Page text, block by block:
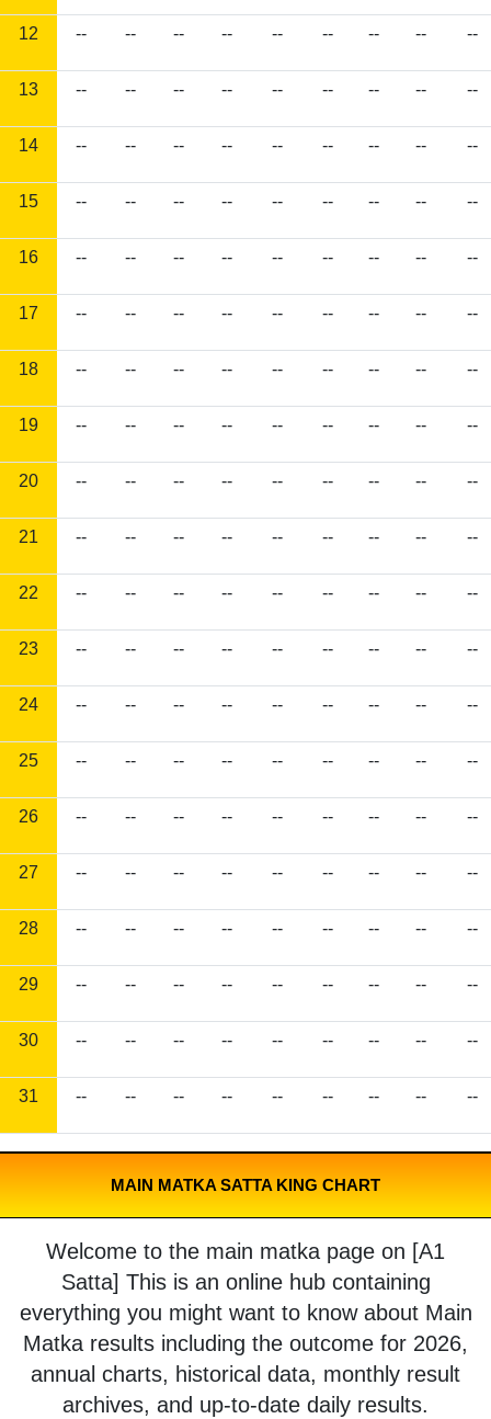
12 -- -- -- -- -- -- -- -- --
13 -- -- -- -- -- -- -- -- --
14 -- -- -- -- -- -- -- -- --
15 -- -- -- -- -- -- -- -- --
16 -- -- -- -- -- -- -- -- --
17 -- -- -- -- -- -- -- -- --
18 -- -- -- -- -- -- -- -- --
19 -- -- -- -- -- -- -- -- --
20 -- -- -- -- -- -- -- -- --
21 -- -- -- -- -- -- -- -- --
22 -- -- -- -- -- -- -- -- --
23 -- -- -- -- -- -- -- -- --
24 -- -- -- -- -- -- -- -- --
25 -- -- -- -- -- -- -- -- --
26 -- -- -- -- -- -- -- -- --
27 -- -- -- -- -- -- -- -- --
28 -- -- -- -- -- -- -- -- --
29 -- -- -- -- -- -- -- -- --
30 -- -- -- -- -- -- -- -- --
31 -- -- -- -- -- -- -- -- --
MAIN MATKA SATTA KING CHART
Welcome to the main matka page on [A1
Satta] This is an online hub containing
everything you might want to know about Main
Matka results including the outcome for 2026,
annual charts, historical data, monthly result
archives, and up-to-date daily results.